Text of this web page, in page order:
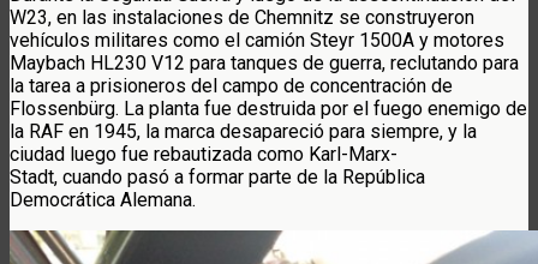
W23, en las instalaciones de Chemnitz se construyeron
vehículos militares como el camión Steyr 1500A y motores
Maybach HL230 V12 para tanques de guerra, reclutando para
la tarea a prisioneros del campo de concentración de
Flossenbürg. La planta fue destruida por el fuego enemigo de
la RAF en 1945, la marca desapareció para siempre, y la
ciudad luego fue rebautizada como Karl-Marx-
Stadt, cuando pasó a formar parte de la República
Democrática Alemana.